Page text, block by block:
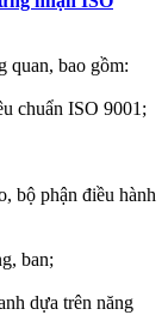
quan, bao gồm:
chuẩn ISO 9001;
bộ phận điều hành
ban;
dựa trên năng